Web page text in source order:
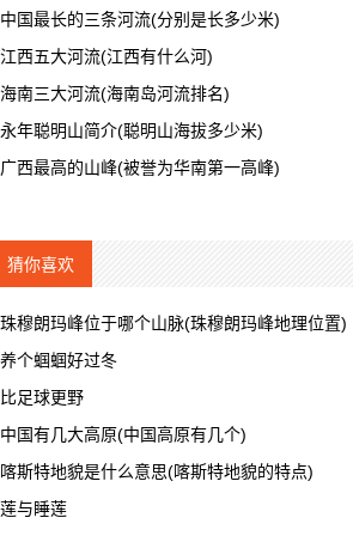
中国最长的三条河流(分别是长多少米)
江西五大河流(江西有什么河)
海南三大河流(海南岛河流排名)
永年聪明山简介(聪明山海拔多少米)
广西最高的山峰(被誉为华南第一高峰)
猜你喜欢
珠穆朗玛峰位于哪个山脉(珠穆朗玛峰地理位置)
养个蝈蝈好过冬
比足球更野
中国有几大高原(中国高原有几个)
喀斯特地貌是什么意思(喀斯特地貌的特点)
莲与睡莲